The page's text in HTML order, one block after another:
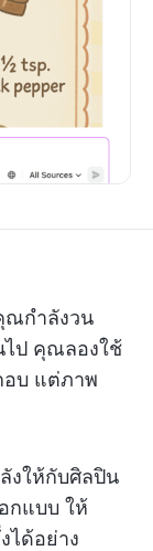
ณกำลังวน
ไป คุณลองใช้
อบ แต่ภาพ
งให้กับศิลปิน
กแบบ ให้
ได้อย่าง